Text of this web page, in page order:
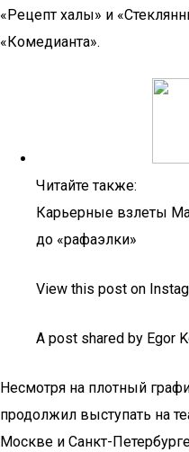
«Рецепт халы» и
«Комедианта».
Читайте также:
Карьерные взлеты
до «рафаэлки»
View this post on
A post shared by Egor
Несмотря на плотный
продолжил выступать на
Москве и Санкт-